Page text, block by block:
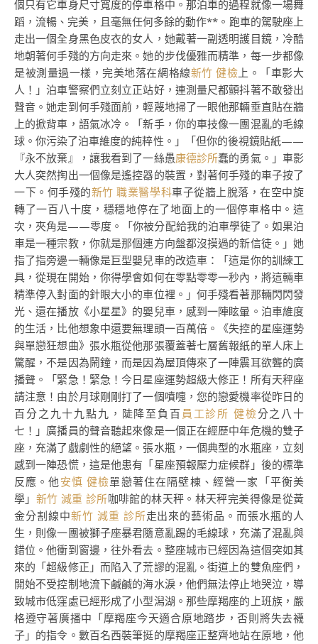
個只有它車身尺寸寬度的停車格中。那泊車的過程就像一場舞
蹈，流暢、完美，且毫無任何多餘的動作**。跑車的駕駛座上
走出一個全身黑色皮衣的女人，她戴著一副透明護目鏡，冷酷
地朝著何手殘的方向走來。她的步伐優雅而精準，每一步都像
是被測量過一樣，完美地落在網格線新竹 健檢 上。「車影大
人！」泊車警察們立刻立正站好，連測量尺都顫抖著不敢發出
聲音。她走到何手殘面前，輕蔑地掃了一眼他那輛垂直貼在牆
上的掀背車，語氣冰冷。「新手，你的車技像一團混亂的毛線
球。你污染了泊車維度的純粹性。」「但你的後視鏡貼紙——
『永不放棄』，讓我看到了一絲愚康德診所蠢的勇氣。」車影
大人突然掏出一個像是遙控器的裝置，對著何手殘的車子按了
一下。何手殘的新竹 職業醫學科車子從牆上脫落，在空中旋
轉了一百八十度，穩穩地停在了地面上的一個停車格中。這
次，夾角是——零度。「你被分配給我的泊車學徒了。如果泊
車是一種宗教，你就是那個連方向盤都沒摸過的新信徒。」她
指了指旁邊一輛像是巨型嬰兒車的改造車：「這是你的訓練工
具，從現在開始，你得學會如何在零點零零一秒內，將這輛車
精準停入對面的針眼大小的車位裡。」何手殘看著那輛閃閃發
光、還在播放《小星星》的嬰兒車，感到一陣眩暈。泊車維度
的生活，比他想象中還要無理頭一百萬倍。《失控的星座運勢
與單戀狂想曲》張水瓶從他那張覆蓋著七層舊報紙的單人床上
驚醒，不是因為鬧鐘，而是因為屋頂傳來了一陣震耳欲聾的廣
播聲。「緊急！緊急！今日星座運勢超級大修正！所有天秤座
請注意！由於月球剛剛打了一個噴嚏，您的戀愛機率從昨日的
百分之九十九點九，陡降至負百 員工診所 健檢分之八十
七！」廣播員的聲音聽起來像是一個正在經歷中年危機的雙子
座，充滿了戲劇性的絕望。張水瓶，一個典型的水瓶座，立刻
感到一陣恐慌，這是他患有「星座預報壓力症候群」後的標準
反應。他安慎 健檢單戀著住在隔壁棟、經營一家「平衡美
學」 新竹 減重 診所咖啡館的林天秤。林天秤完美得像是從黃
金分割線中新竹 減重 診所走出來的藝術品。而張水瓶的人
生，則像一團被獅子座暴君隨意亂踢的毛線球，充滿了混亂與
錯位。他衝到窗邊，往外看去。整座城市已經因為這個突如其
來的「超級修正」而陷入了荒謬的混亂。街道上的雙魚座們，
開始不受控制地流下鹹鹹的海水淚，他們無法停止地哭泣，導
致城市低窪處已經形成了小型潟湖。那些摩羯座的上班族，嚴
格遵守著廣播中「摩羯座今天適合原地踏步，否則將失去襪
子」的指令。數百名西裝筆挺的摩羯座正整齊地站在原地，他